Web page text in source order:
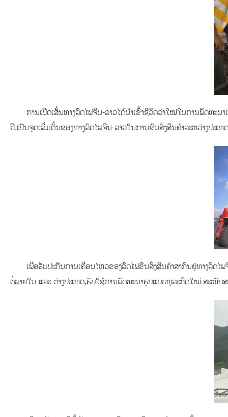
ການເປີດເສັ້ນທາງລົດໄຟຈີນ-ລາວໄດ້ນໍາເຂົ້າຊີວິດວ່າໃໝ່ໃນການພັດທ
ຢີ,ເປັນຈຸດເລີ່ມຕົ້ນຂອງທາງລົດໄຟຈີນ-ລາວໃນການຂົນສົ່ງສິນຄ້າລະຫວ່າງປະ
ເພື່ອຮັບປະກັນການເຄື່ອນໄຫວຂອງລົດໄຟຂົນສົ່ງສິນຄ້າສາກົນຢູ່ທາງລົດ
ຕໍ່ພາຍໃນ ແລະ ຕ່າງປະເທດ,ຮັບໃຊ້ການພັດທະນາຮູບແບບທຸລະກິດໃໝ່.ສະໜັບ